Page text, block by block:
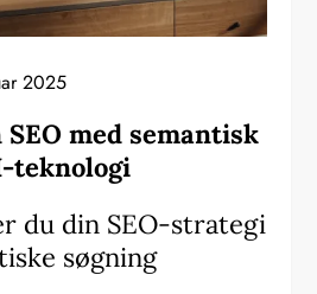
2025
med semantisk
teknologi
du din SEO-strategi
søgning